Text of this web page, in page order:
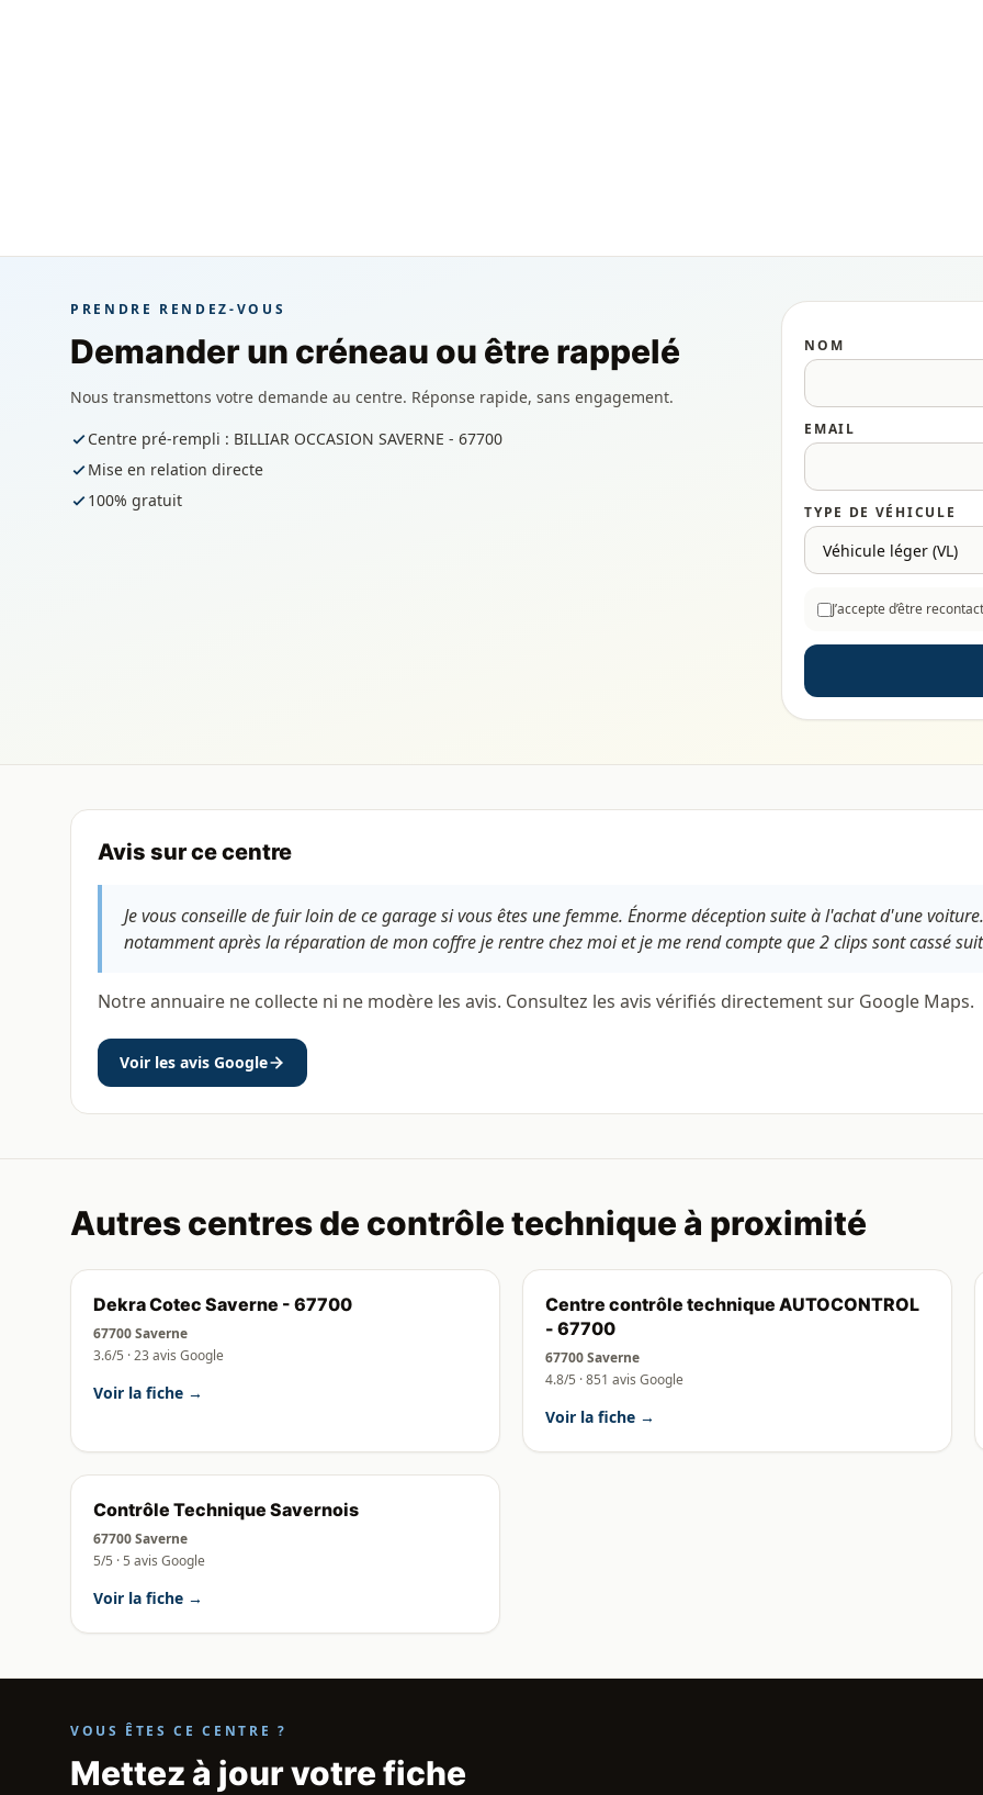
PRENDRE RENDEZ-VOUS
Demander un créneau ou être rappelé
Nous transmettons votre demande au centre. Réponse rapide, sans engagement.
Centre pré-rempli : BILLIAR OCCASION SAVERNE - 67700
Mise en relation directe
100% gratuit
NOM
EMAIL
TYPE DE VÉHICULE
J’accepte d’être
Avis sur ce centre
Je vous conseille de fuir loin de ce garage si vous êtes une femme. Énorme déception suite à l'achat d'une
notamment après la réparation de mon coffre je rentre chez moi et je me rend compte que 2 clips sont cassé
Notre annuaire ne collecte ni ne modère les avis. Consultez les avis vérifiés directement sur Google Maps.
Voir les avis Google
Autres centres de contrôle technique à proximité
Dekra Cotec Saverne - 67700
67700 Saverne
3.6/5 · 23 avis Google
Voir la fiche →
Centre contrôle technique AUTOCONTROL
- 67700
67700 Saverne
4.8/5 · 851 avis Google
Voir la fiche →
Contrôle Technique Savernois
67700 Saverne
5/5 · 5 avis Google
Voir la fiche →
VOUS ÊTES CE CENTRE ?
Mettez à jour votre fiche